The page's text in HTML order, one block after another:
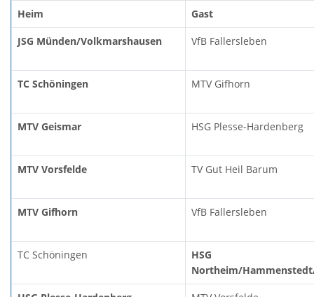
Heim Gast
JSG Münden/Volkmarshausen VfB Fallersleben
TC Schöningen MTV Gifhorn
MTV Geismar HSG Plesse-Hardenberg
MTV Vorsfelde TV Gut Heil Barum
MTV Gifhorn VfB Fallersleben
TC Schöningen
HSG
Northeim/